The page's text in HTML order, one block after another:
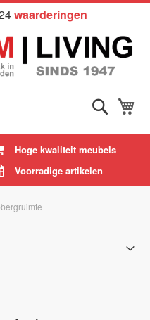
waarderingen
Zoek
Hoge kwaliteit meubels
Voorradige artikelen